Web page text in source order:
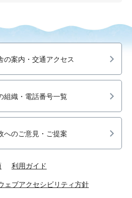
の案内・交通アクセス
組織・電話番号一覧
へのご意見・ご提案
利用ガイド
ェブアクセシビリティ方針